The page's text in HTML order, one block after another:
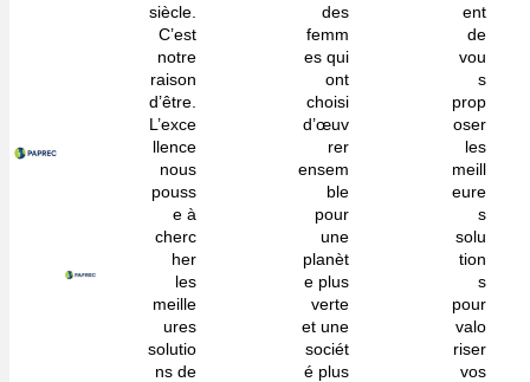
siècle.
C’est
notre
raison
d’être.
L’exce
llence
nous
pouss
e à
cherc
her
les
meille
ures
solutio
ns de
des
femm
es qui
ont
choisi
d’œuv
rer
ensem
ble
pour
une
planèt
e plus
verte
et une
sociét
é plus
ent
de
vou
s
prop
oser
les
meill
eure
s
solu
tion
s
pour
valo
riser
vos